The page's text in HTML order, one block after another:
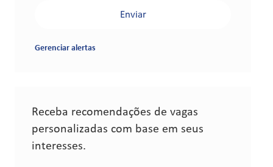
Enviar
Gerenciar alertas
Receba recomendações de vagas
personalizadas com base em seus
interesses.